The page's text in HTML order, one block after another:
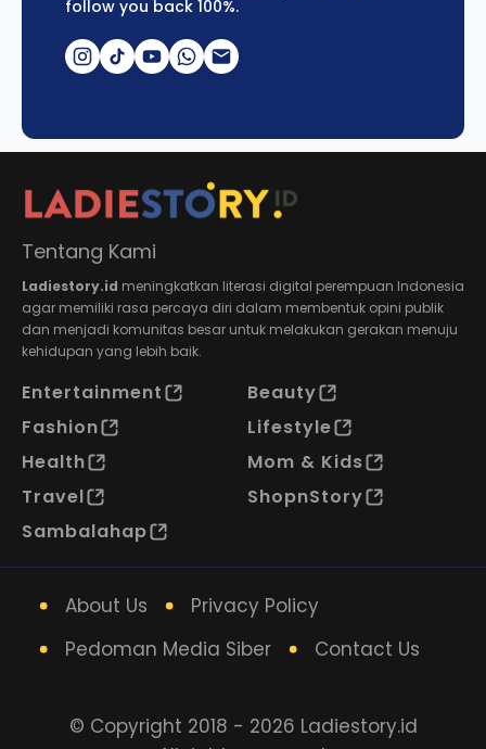
follow you back 100%.
Tentang Kami
Ladiestory.id meningkatkan literasi digital perempuan Indonesia
agar memiliki rasa percaya diri dalam membentuk opini publik
dan menjadi komunitas besar untuk melakukan gerakan menuju
kehidupan yang lebih baik.
Entertainment
Beauty
Fashion
Lifestyle
Health
Mom & Kids
Travel
ShopnStory
Sambalahap
About Us
Privacy Policy
Pedoman Media Siber
Contact Us
© Copyright 2018 - 2026 Ladiestory.id